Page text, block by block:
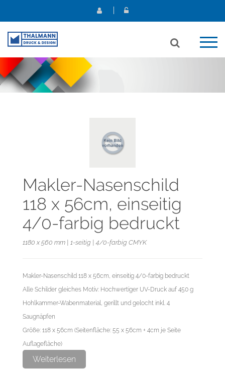
Makler-Nasenschild
118 x 56cm, einseitig
4/0-farbig bedruckt
1180 x 560 mm | 1-seitig | 4/0-farbig CMYK
Makler-Nasenschild 118 x 56cm, einseitig 4/0-farbig bedruckt
Alle Schilder gleiches Motiv: Hochwertiger UV-Druck auf 450 g
Hohlkammer-Wabenmaterial, gerillt und gelocht inkl. 4
Saugnäpfen
Größe: 118 x 56cm (Seitenfläche: 55 x 56cm + 4cm je Seite
Auflagefläche)
Druckdatenvorgaben: siehe Datenblatt / Dateivorlage
Weiterlesen